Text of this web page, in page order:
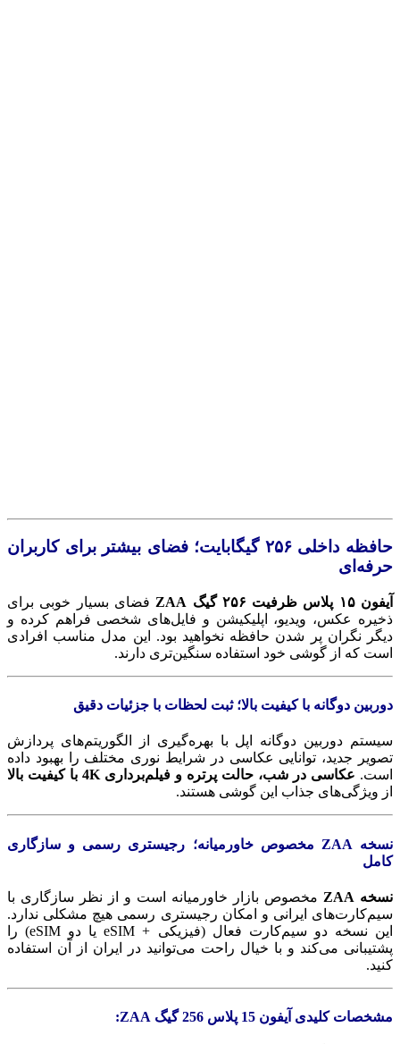
حافظه داخلی ۲۵۶ گیگابایت؛ فضای بیشتر برای کاربران
حرفه‌ای
آیفون ۱۵ پلاس ظرفیت ۲۵۶ گیگ ZAA
فضای بسیار خوبی برای
ذخیره عکس، ویدیو، اپلیکیشن و فایل‌های شخصی فراهم کرده و
دیگر نگران پر شدن حافظه نخواهید بود. این مدل مناسب افرادی
است که از گوشی خود استفاده سنگین‌تری دارند.
دوربین دوگانه با کیفیت بالا؛ ثبت لحظات با جزئیات دقیق
سیستم دوربین دوگانه اپل با بهره‌گیری از الگوریتم‌های پردازش
تصویر جدید، توانایی عکاسی در شرایط نوری مختلف را بهبود داده
است. عکاسی در شب، حالت پرتره و فیلم‌برداری 4K با کیفیت بالا
از ویژگی‌های جذاب این گوشی هستند.
نسخه ZAA مخصوص خاورمیانه؛ رجیستری رسمی و سازگاری
کامل
نسخه ZAA
مخصوص بازار خاورمیانه است و از نظر سازگاری با
سیم‌کارت‌های ایرانی و امکان رجیستری رسمی هیچ مشکلی ندارد.
این نسخه دو سیم‌کارت فعال (فیزیکی + eSIM یا دو eSIM) را
پشتیبانی می‌کند و با خیال راحت می‌توانید در ایران از آن استفاده
کنید.
مشخصات کلیدی آیفون 15 پلاس 256 گیگ ZAA: